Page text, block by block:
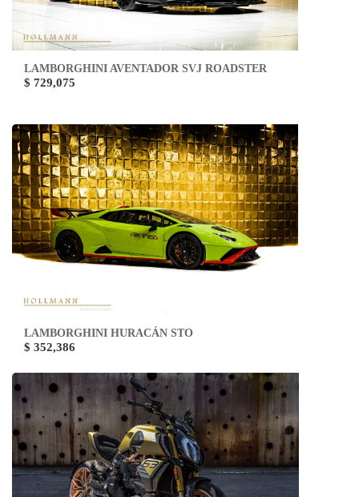
LAMBORGHINI AVENTADOR SVJ ROADSTER
$ 729,075
LAMBORGHINI HURACÁN STO
$ 352,386